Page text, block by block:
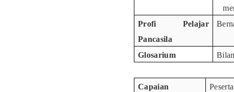
Profi Pelajar
Pancasila
Glosarium
Capaian